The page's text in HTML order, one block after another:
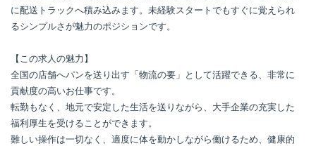
に配送トラックへ積み込みます。未経験スタートでもすぐに覚えられ
るシンプルさが魅力のポジションです。
【この求人の魅力】
全国の店舗へパンを送り出す「物流の要」として活躍できる、非常に
貢献度の高いお仕事です。
転勤もなく、地元で安定した生活を送りながら、大手企業の充実した
福利厚生を受けることができます。
難しい操作は一切なく、適度に体を動かしながら働けるため、健康的